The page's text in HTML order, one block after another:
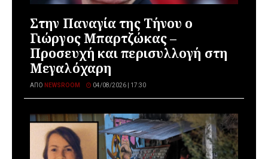
Στην Παναγία της Τήνου ο
Γιώργος Μπαρτζώκας –
Προσευχή και περισυλλογή στη
Μεγαλόχαρη
ΑΠΌ NEWSROOM 04/08/2026 | 17:30